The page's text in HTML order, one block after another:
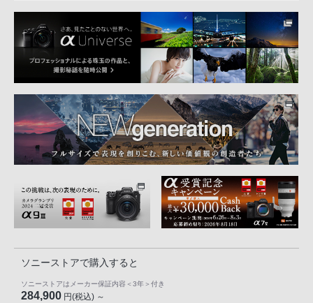
ソニーストアで購入すると
ソニーストアはメーカー保証内容 ＜3年＞ 付き
284,900 円(税込) ～